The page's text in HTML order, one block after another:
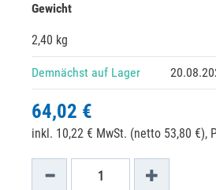
Gewicht
2,40 kg
Demnächst auf Lager
64,02 €
inkl. 10,22 € MwSt. (netto 53,80 €),